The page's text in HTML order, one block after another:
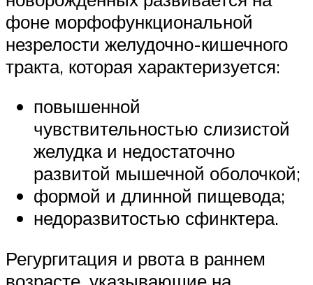
фоне морфофункциональной
незрелости желудочно-кишечного
тракта, которая характеризуется:
повышенной
чувствительностью слизистой
желудка и недостаточно
развитой мышечной оболочкой;
формой и длинной пищевода;
недоразвитостью сфинктера.
Регургитация и рвота в раннем